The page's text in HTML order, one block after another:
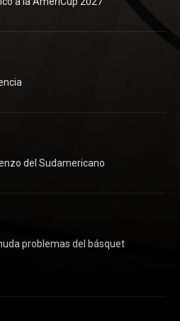
del Sudamericano
problemas del básquet